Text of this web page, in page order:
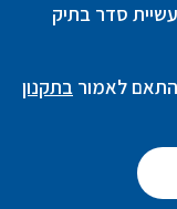
סדר בתיק
לאמור בתקנון